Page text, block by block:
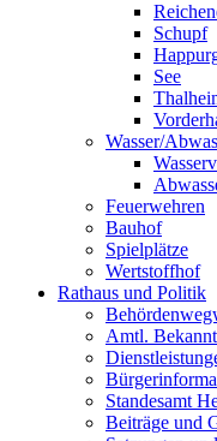
Schupf
See
Wasser/
Feuerwehren
Bauhof
Spielplätze
Wertstoffhof
Rathaus und Politik
Amtl.
Standesamt
Beiträge und